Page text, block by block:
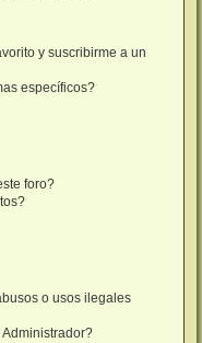
y suscribirme a un
específicos?
foro?
o usos ilegales